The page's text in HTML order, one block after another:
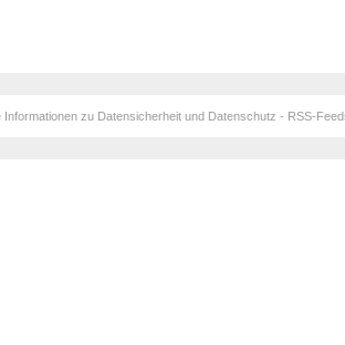
zu Datensicherheit und Datenschutz - RSS-